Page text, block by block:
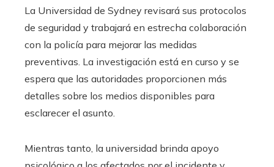
La Universidad de Sydney revisará sus protocolos
de seguridad y trabajará en estrecha colaboración
con la policía para mejorar las medidas
preventivas. La investigación está en curso y se
espera que las autoridades proporcionen más
detalles sobre los medios disponibles para
esclarecer el asunto.
Mientras tanto, la universidad brinda apoyo